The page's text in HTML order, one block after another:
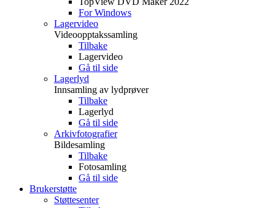
For Windows
Lagervideo
Videoopptakssamling
Tilbake
Lagervideo
Gå til side
Lagerlyd
Innsamling av lydprøver
Tilbake
Lagerlyd
Gå til side
Arkivfotografier
Bildesamling
Tilbake
Fotosamling
Gå til side
Brukerstøtte
Støttesenter